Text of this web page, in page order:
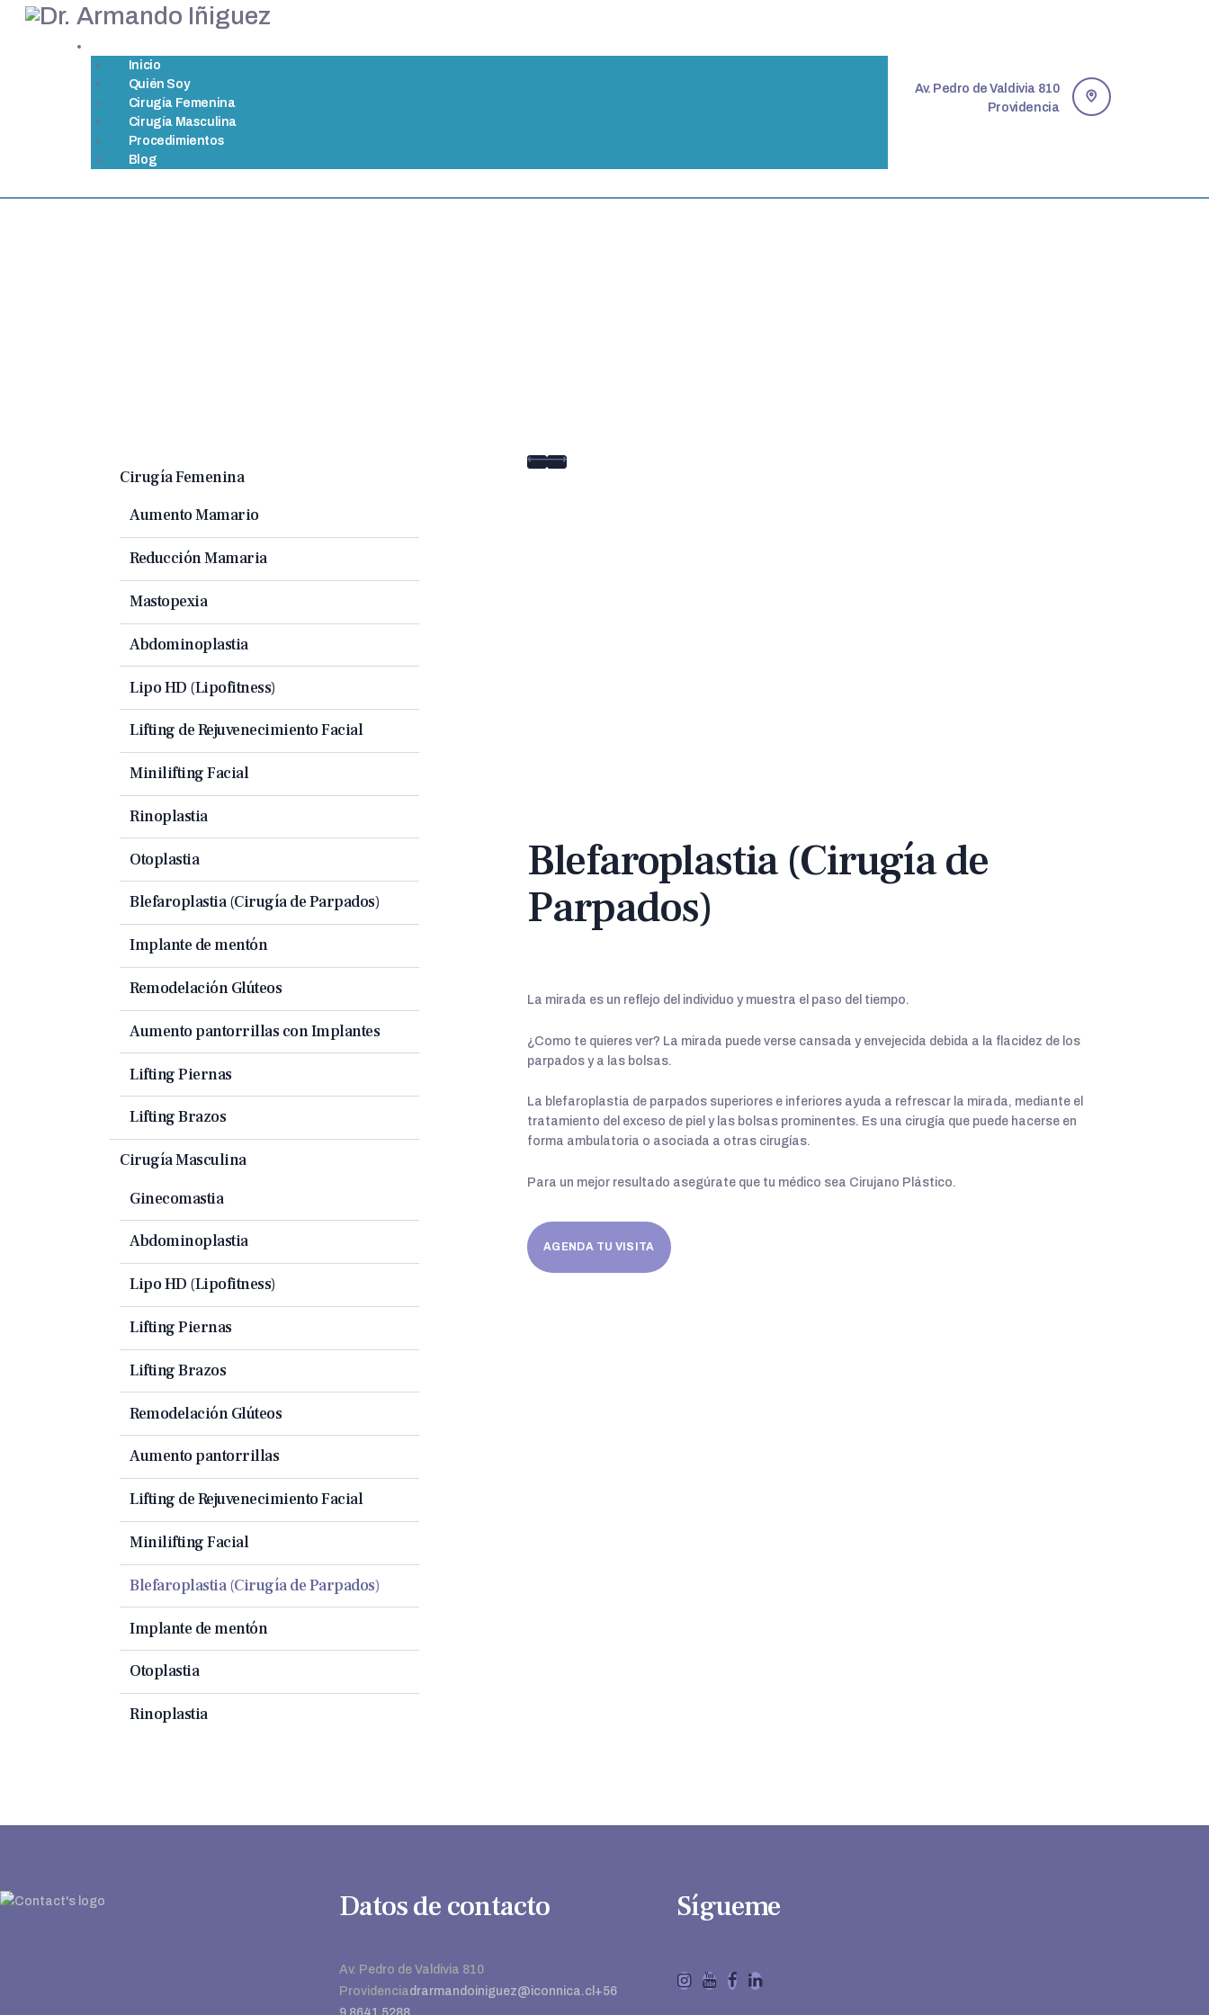
Inicio
Quién Soy
Cirugía Femenina
Cirugía Masculina
Procedimientos
Blog
Av. Pedro de Valdivia 810
Providencia
Blefaroplastia (Cirugía de
Parpados)
La mirada es un reflejo del individuo y muestra el paso del tiempo.
¿Como te quieres ver? La mirada puede verse cansada y envejecida debida a la flacidez de los
parpados y a las bolsas.
La blefaroplastia de parpados superiores e inferiores ayuda a refrescar la mirada, mediante el
tratamiento del exceso de piel y las bolsas prominentes. Es una cirugía que puede hacerse en
forma ambulatoria o asociada a otras cirugías.
Para un mejor resultado asegúrate que tu médico sea Cirujano Plástico.
AGENDA TU VISITA
Cirugía Femenina
Aumento Mamario
Reducción Mamaria
Mastopexia
Abdominoplastia
Lipo HD (Lipofitness)
Lifting de Rejuvenecimiento Facial
Minilifting Facial
Rinoplastia
Otoplastia
Blefaroplastia (Cirugía de Parpados)
Implante de mentón
Remodelación Glúteos
Aumento pantorrillas con Implantes
Lifting Piernas
Lifting Brazos
Cirugía Masculina
Ginecomastia
Abdominoplastia
Lipo HD (Lipofitness)
Lifting Piernas
Lifting Brazos
Remodelación Glúteos
Aumento pantorrillas
Lifting de Rejuvenecimiento Facial
Minilifting Facial
Blefaroplastia (Cirugía de Parpados)
Implante de mentón
Otoplastia
Rinoplastia
Datos de contacto
Av. Pedro de Valdivia 810
Providencia drarmandoiniguez@iconnica.cl +56
Sígueme